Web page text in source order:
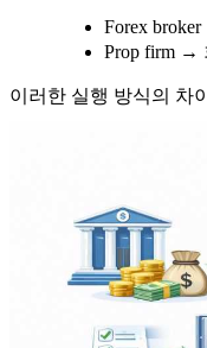
Forex
Prop firm →
이러한 실행 방식의 차